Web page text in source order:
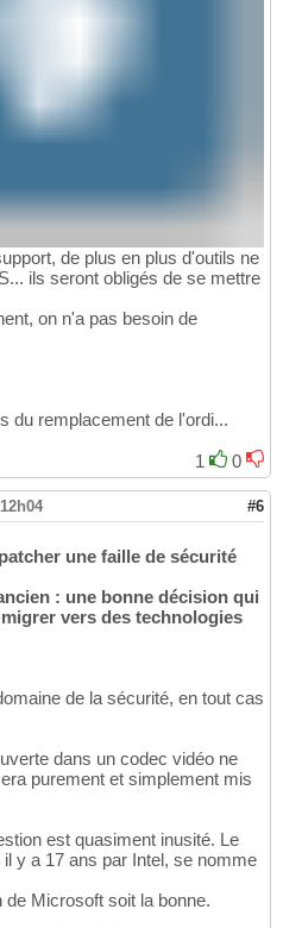
de plus en plus d'outils ne
ils seront obligés de se mettre
on n'a pas besoin de
du remplacement de l'ordi...
1 0
#6
une faille de sécurité
: une bonne décision qui
vers des technologies
de la sécurité, en tout cas
dans un codec vidéo ne
purement et simplement mis
est quasiment inusité. Le
y a 17 ans par Intel, se nomme
Microsoft soit la bonne.